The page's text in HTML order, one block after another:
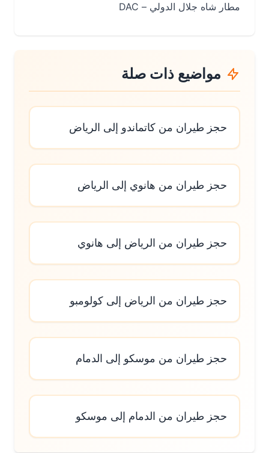
مطار شاه جلال الدولي – DAC
مواضيع ذات صلة
حجز طيران من كاتماندو إلى الرياض
حجز طيران من هانوي إلى الرياض
حجز طيران من الرياض إلى هانوي
حجز طيران من الرياض إلى كولومبو
حجز طيران من موسكو إلى الدمام
حجز طيران من الدمام إلى موسكو